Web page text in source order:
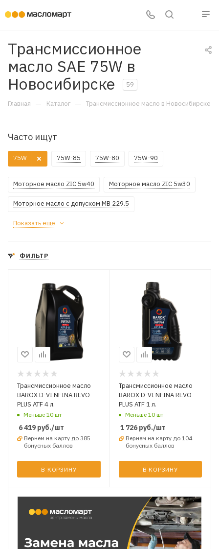
Трансмиссионное
масло SAE 75W в
Новосибирске
59
Главная — Каталог — Трансмиссионное масло в Новосибирске
Часто ищут
75W 75W-85 75W-80 75W-90
Моторное масло ZIC 5w40 Моторное масло ZIC 5w30
Моторное масло с допуском MB 229.5
Показать еще
ФИЛЬТР
Трансмиссионное масло
BAROX D-VI NFINA REVO
PLUS ATF 4 л.
Меньше 10 шт
6 419 руб./шт
Вернем на карту до 385
бонусных баллов
В КОРЗИНУ
Трансмиссионное масло
BAROX D-VI NFINA REVO
PLUS ATF 1 л.
Меньше 10 шт
1 726руб./шт
Вернем на карту до 104
бонусных баллов
В КОРЗИНУ